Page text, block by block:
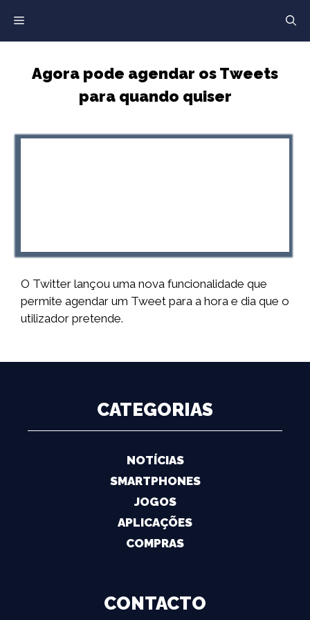
para
o
Agora pode agendar os Tweets
para quando quiser
O Twitter lançou uma nova funcionalidade que
permite agendar um Tweet para a hora e dia que o
utilizador pretende.
CATEGORIAS
NOTÍCIAS
SMARTPHONES
JOGOS
APLICAÇÕES
COMPRAS
CONTACTO